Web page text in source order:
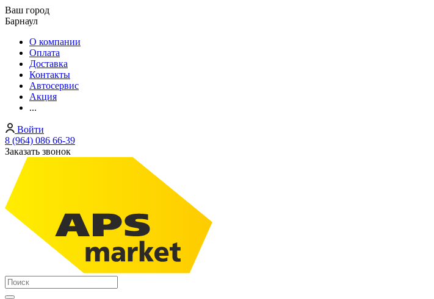
Ваш город
Барнаул
О компании
Оплата
Доставка
Контакты
Автосервис
Акция
...
Войти
8 (964) 086 66-39
Заказать звонок